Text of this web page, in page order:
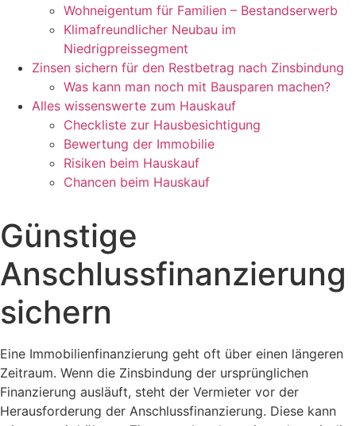
Wohneigentum für Familien – Bestandserwerb
Klimafreundlicher Neubau im
Niedrigpreissegment
Zinsen sichern für den Restbetrag nach Zinsbindung
Was kann man noch mit Bausparen machen?
Alles wissenswerte zum Hauskauf
Checkliste zur Hausbesichtigung
Bewertung der Immobilie
Risiken beim Hauskauf
Chancen beim Hauskauf
Günstige
Anschlussfinanzierung
sichern
Eine Immobilienfinanzierung geht oft über einen längeren
Zeitraum. Wenn die Zinsbindung der ursprünglichen
Finanzierung ausläuft, steht der Vermieter vor der
Herausforderung der Anschlussfinanzierung. Diese kann